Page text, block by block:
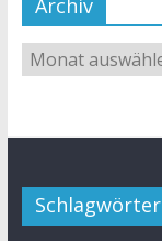
Archiv
Schlagwörter